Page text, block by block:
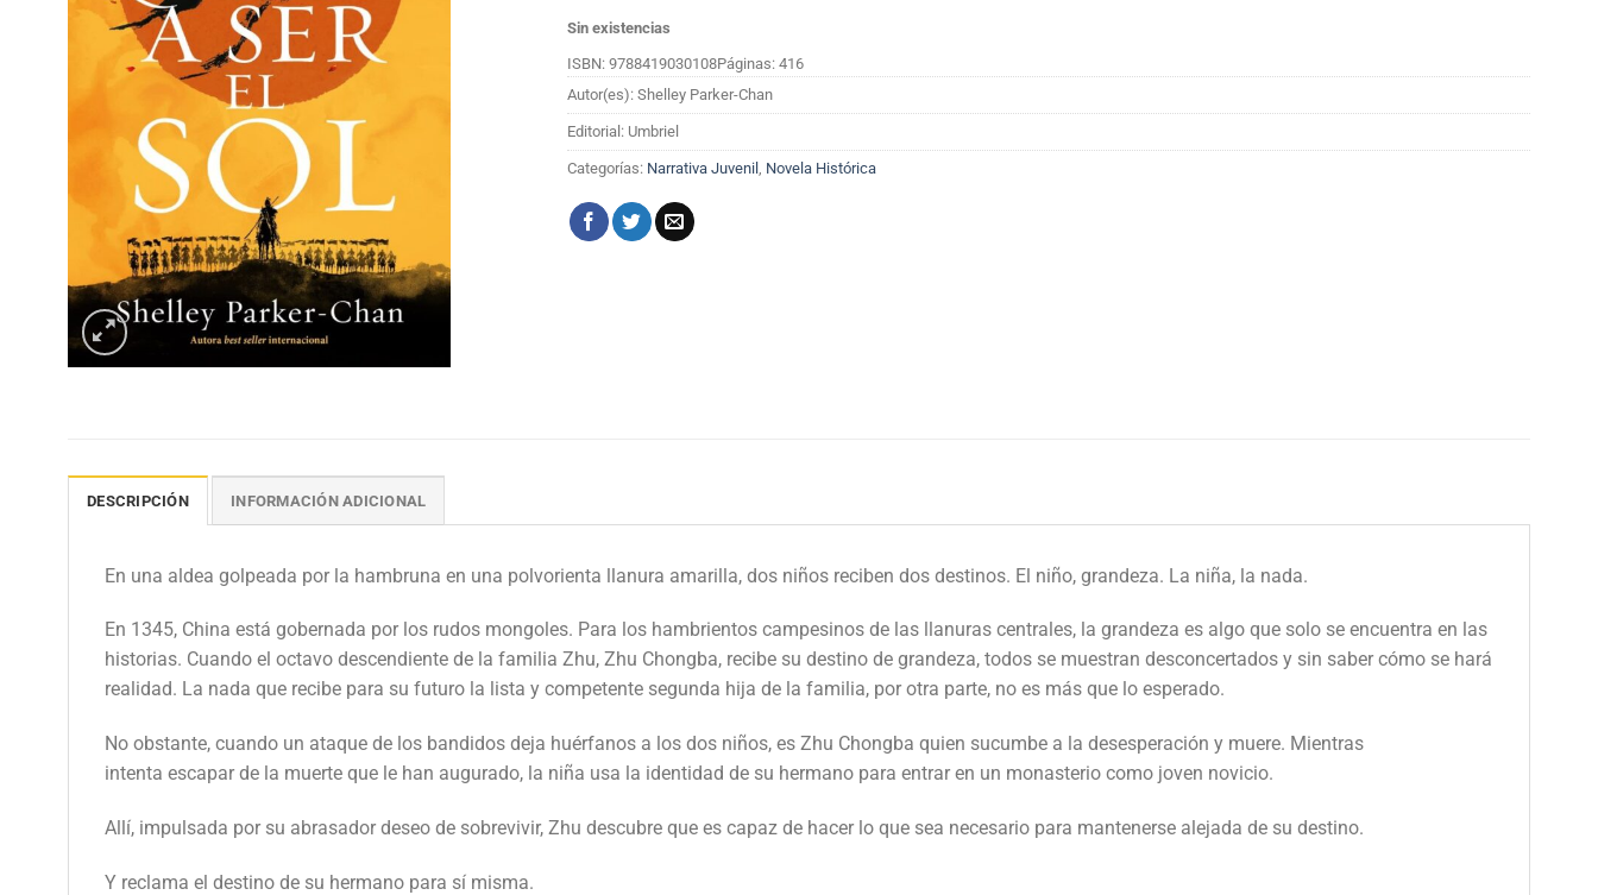
Sin existencias
ISBN: 9788419030108Páginas: 416
Autor(es): Shelley Parker-Chan
Editorial: Umbriel
Categorías: Narrativa Juvenil , Novela Histórica
DESCRIPCIÓN INFORMACIÓN ADICIONAL
En una aldea golpeada por la hambruna en una polvorienta llanura amarilla, dos niños reciben dos destinos. El niño, grandeza. La niña, la nada.
En 1345, China está gobernada por los rudos mongoles. Para los hambrientos campesinos de las llanuras centrales, la grandeza es algo que solo se encuentra en las
historias. Cuando el octavo descendiente de la familia Zhu, Zhu Chongba, recibe su destino de grandeza, todos se muestran desconcertados y sin saber cómo se hará
realidad. La nada que recibe para su futuro la lista y competente segunda hija de la familia, por otra parte, no es más que lo esperado.
No obstante, cuando un ataque de los bandidos deja huérfanos a los dos niños, es Zhu Chongba quien sucumbe a la desesperación y muere. Mientras
intenta escapar de la muerte que le han augurado, la niña usa la identidad de su hermano para entrar en un monasterio como joven novicio.
Allí, impulsada por su abrasador deseo de sobrevivir, Zhu descubre que es capaz de hacer lo que sea necesario para mantenerse alejada de su destino.
Y reclama el destino de su hermano para sí misma.